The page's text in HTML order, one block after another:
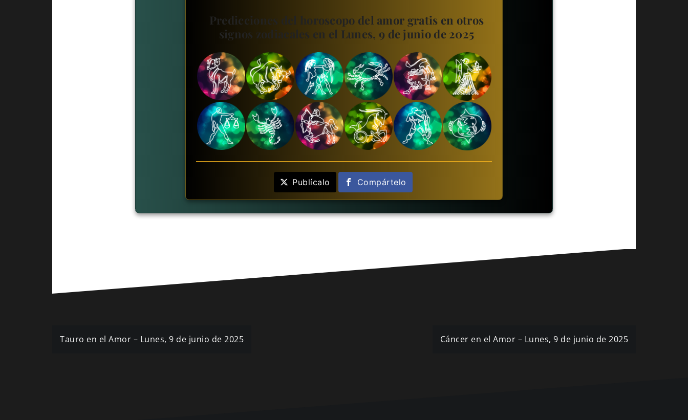
Predicciones del horoscopo del amor gratis en otros
signos zodiacales en el Lunes, 9 de junio de 2025
Publícalo Compártelo
Navegación
Tauro en el Amor – Lunes, 9 de junio de 2025 Cáncer en el Amor – Lunes, 9 de junio de 2025